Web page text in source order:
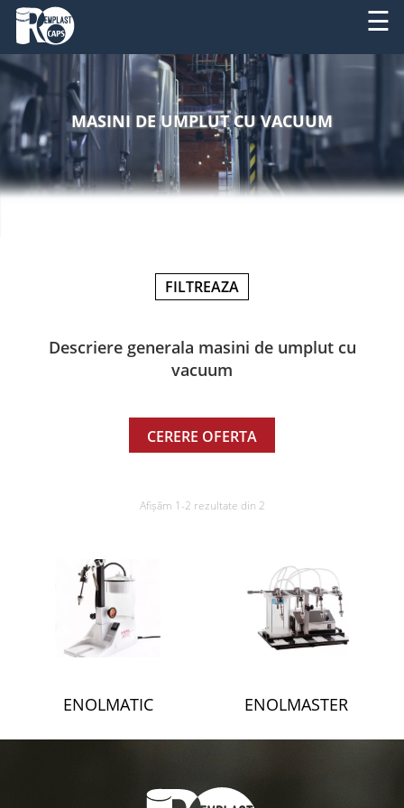
☰
RO
EN
DESPRE
NOI
PRODUSE
SERVICII
MASINI DE UMPLUT CU VACUUM
FILTREAZA
Descriere generala masini de umplut cu
vacuum
CERERE OFERTA
Afișăm 1-2 rezultate din 2
ENOLMATIC ENOLMASTER